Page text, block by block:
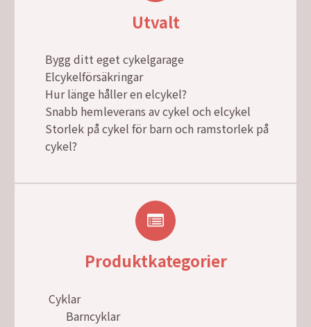
Utvalt
Bygg ditt eget cykelgarage
Elcykelförsäkringar
Hur länge håller en elcykel?
Snabb hemleverans av cykel och elcykel
Storlek på cykel för barn och ramstorlek på
cykel?
Produktkategorier
Cyklar
Barncyklar